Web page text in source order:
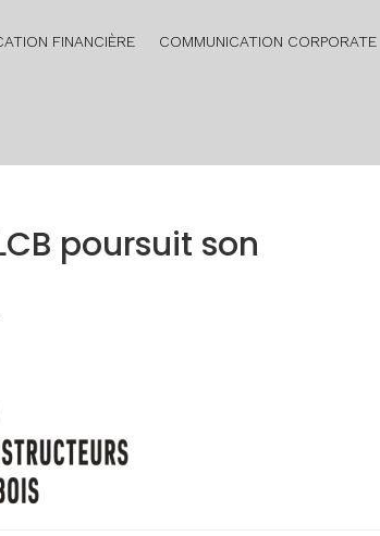
FINANCIÈRE COMMUNICATION CORPORATE
poursuit son